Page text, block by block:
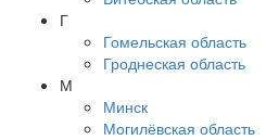
Г
Гомельская область
Гроднеская область
М
Минск
Могилёвская область